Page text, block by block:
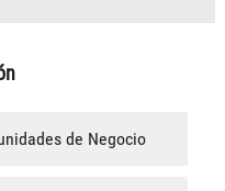
de Negocio